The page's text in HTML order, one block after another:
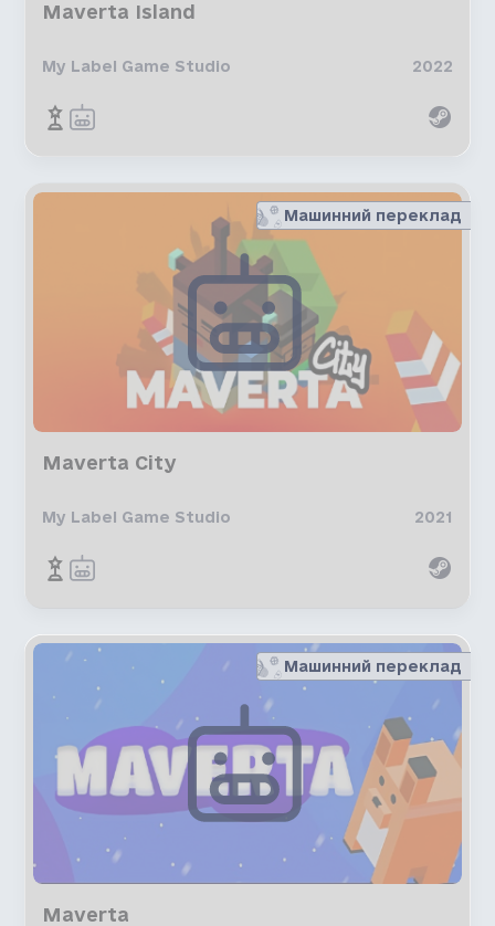
Maverta Island
My Label Game Studio 2022
Машинний переклад
Maverta City
My Label Game Studio 2021
Машинний переклад
Maverta